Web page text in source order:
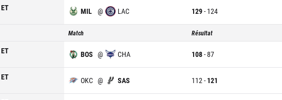
ET MIL @ LAC 129- 124
Match Résultat
ET BOS @ CHA 108-87
ET OKC @ SAS 112- 121